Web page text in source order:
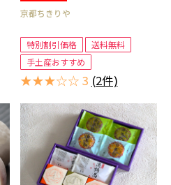
京都ちきりや
特別割引価格
送料無料
手土産おすすめ
★★★☆☆ 3 (2件)